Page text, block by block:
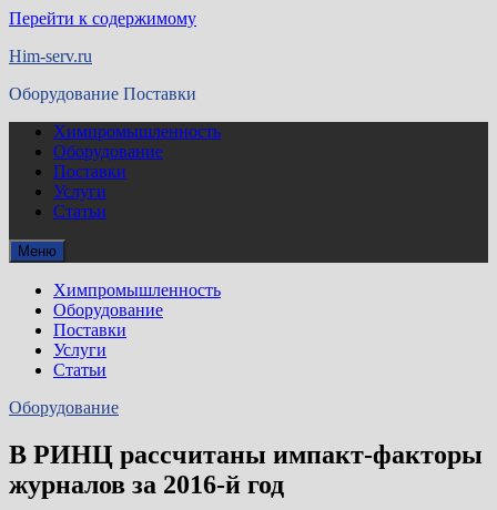
Перейти к содержимому
Him-serv.ru
Оборудование Поставки
Химпромышленность
Оборудование
Поставки
Услуги
Статьи
Меню
Химпромышленность
Оборудование
Поставки
Услуги
Статьи
Оборудование
В РИНЦ рассчитаны импакт-факторы
журналов за 2016-й год